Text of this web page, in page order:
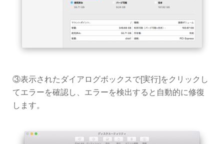
③表示されたダイアログボックスで[実行]をクリックし
てエラーを確認し、エラーを検出すると自動的に修復
します。